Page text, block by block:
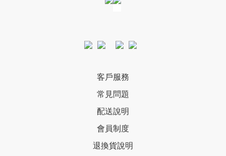
客戶服務
常見問題
配送說明
會員制度
退換貨說明